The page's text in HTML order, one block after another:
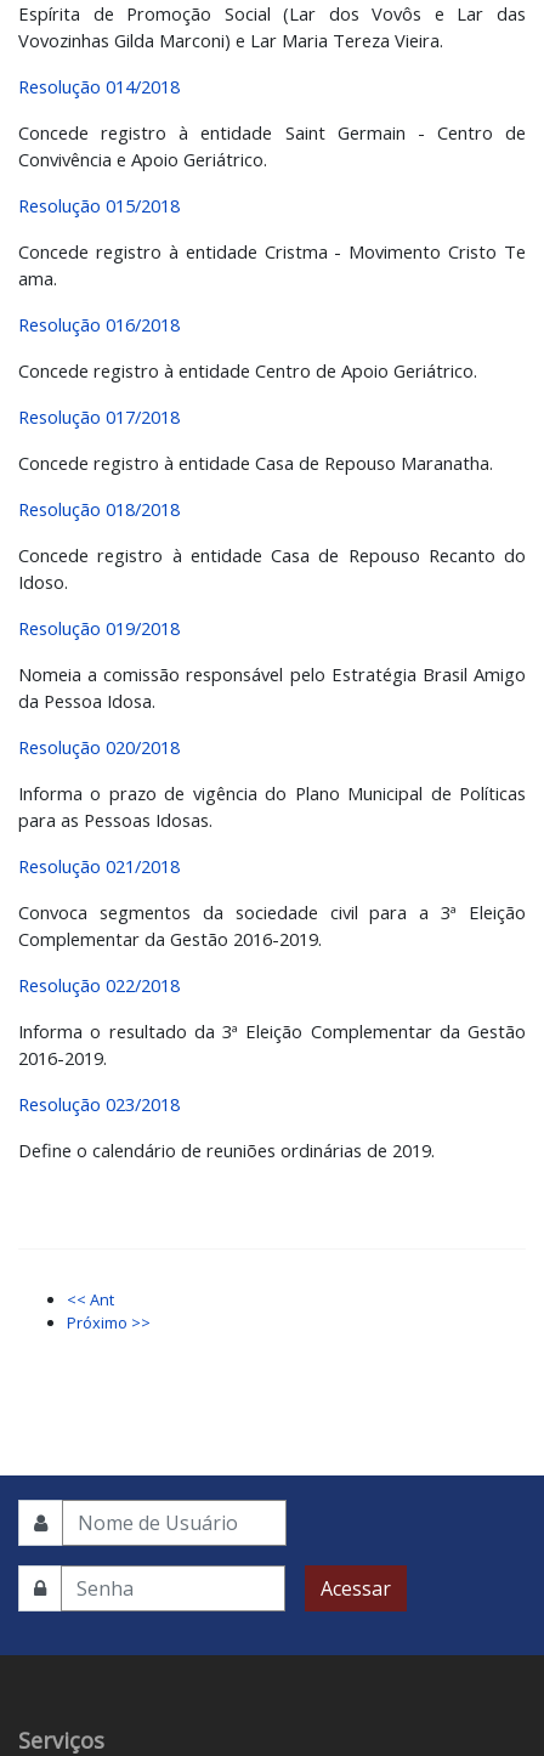
Espírita de Promoção Social (Lar dos Vovôs e Lar das
Vovozinhas Gilda Marconi) e Lar Maria Tereza Vieira.
Resolução 014/2018
Concede registro à entidade Saint Germain - Centro de
Convivência e Apoio Geriátrico.
Resolução 015/2018
Concede registro à entidade Cristma - Movimento Cristo Te
ama.
Resolução 016/2018
Concede registro à entidade Centro de Apoio Geriátrico.
Resolução 017/2018
Concede registro à entidade Casa de Repouso Maranatha.
Resolução 018/2018
Concede registro à entidade Casa de Repouso Recanto do
Idoso.
Resolução 019/2018
Nomeia a comissão responsável pelo Estratégia Brasil Amigo
da Pessoa Idosa.
Resolução 020/2018
Informa o prazo de vigência do Plano Municipal de Políticas
para as Pessoas Idosas.
Resolução 021/2018
Convoca segmentos da sociedade civil para a 3ª Eleição
Complementar da Gestão 2016-2019.
Resolução 022/2018
Informa o resultado da 3ª Eleição Complementar da Gestão
2016-2019.
Resolução 023/2018
Define o calendário de reuniões ordinárias de 2019.
<< Ant
Próximo >>
Acessar
Serviços